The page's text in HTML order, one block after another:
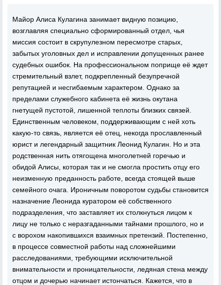
Майор Алиса Кулагина занимает видную позицию,
возглавляя специально сформированный отдел, чья
миссия состоит в скрупулезном пересмотре старых,
забытых уголовных дел и исправлении допущенных ранее
судебных ошибок. На профессиональном поприще её ждет
стремительный взлет, подкрепленный безупречной
репутацией и несгибаемым характером. Однако за
пределами служебного кабинета её жизнь окутана
гнетущей пустотой, лишенной теплоты близких связей.
Единственным человеком, поддерживающим с ней хоть
какую-то связь, является её отец, некогда прославленный
юрист и легендарный защитник Леонид Кулагин. Но и эта
родственная нить отягощена многолетней горечью и
обидой Алисы, которая так и не смогла простить отцу его
неизменную преданность работе, всегда стоящей выше
семейного очага. Ироничным поворотом судьбы становится
назначение Леонида куратором её собственного
подразделения, что заставляет их столкнуться лицом к
лицу не только с неразгаданными тайнами прошлого, но и
с ворохом накопившихся взаимных претензий. Постепенно,
в процессе совместной работы над сложнейшими
расследованиями, требующими исключительной
внимательности и проницательности, ледяная стена между
отцом и дочерью начинает истончаться. Кажется, что в